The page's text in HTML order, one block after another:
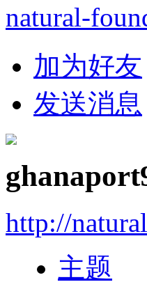
natural-
加为好友
发送消息
http://
主题